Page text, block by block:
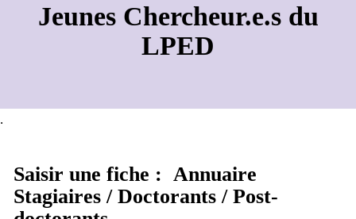
Jeunes Chercheur.e.s du
LPED
.
Saisir une fiche : Annuaire
Stagiaires / Doctorants / Post-